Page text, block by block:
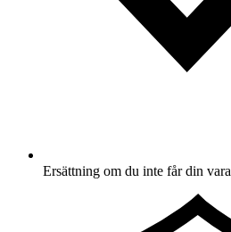
Ersättning om du inte får din vara